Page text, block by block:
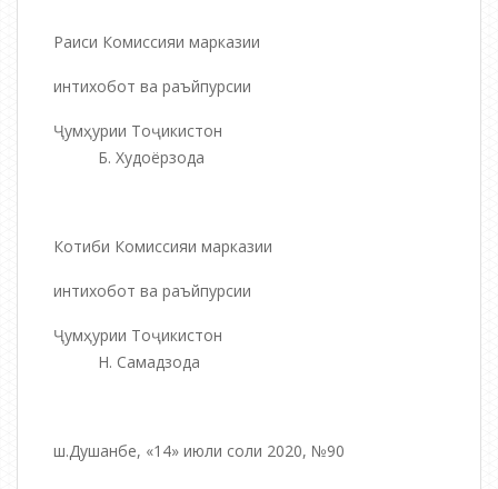
Раиси Комиссияи марказии
интихобот ва раъйпурсии
Ҷумҳурии Тоҷикистон
Б. Худоёрзода
Котиби Комиссияи марказии
интихобот ва раъйпурсии
Ҷумҳурии Тоҷикистон
Н. Самадзода
ш.Душанбе, «14» июли соли 2020, №90